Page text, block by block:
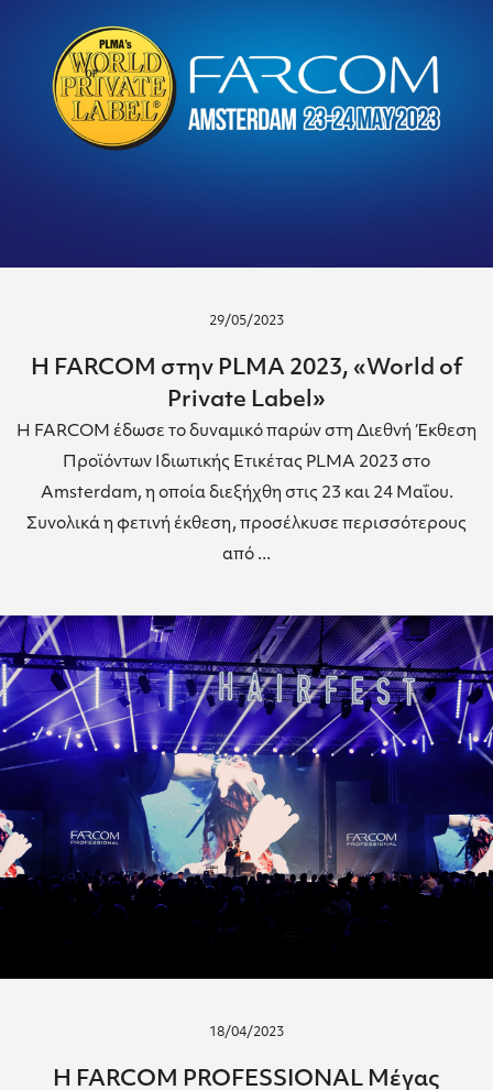
29/05/2023
Η FARCOM στην PLMA 2023, «World of
Private Label»
Η FARCOM έδωσε το δυναμικό παρών στη Διεθνή Έκθεση
Προϊόντων Ιδιωτικής Ετικέτας PLMA 2023 στο
Amsterdam, η οποία διεξήχθη στις 23 και 24 Μαΐου.
Συνολικά η φετινή έκθεση, προσέλκυσε περισσότερους
από ...
18/04/2023
Η FARCOM PROFESSIONAL Μέγας